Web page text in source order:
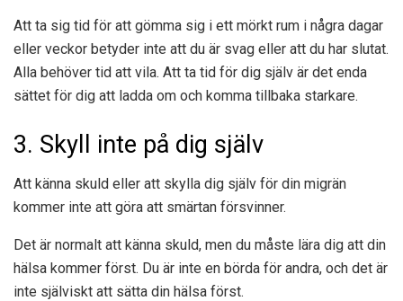
Att ta sig tid för att gömma sig i ett mörkt rum i några dagar
eller veckor betyder inte att du är svag eller att du har slutat.
Alla behöver tid att vila. Att ta tid för dig själv är det enda
sättet för dig att ladda om och komma tillbaka starkare.
3. Skyll inte på dig själv
Att känna skuld eller att skylla dig själv för din migrän
kommer inte att göra att smärtan försvinner.
Det är normalt att känna skuld, men du måste lära dig att din
hälsa kommer först. Du är inte en börda för andra, och det är
inte själviskt att sätta din hälsa först.